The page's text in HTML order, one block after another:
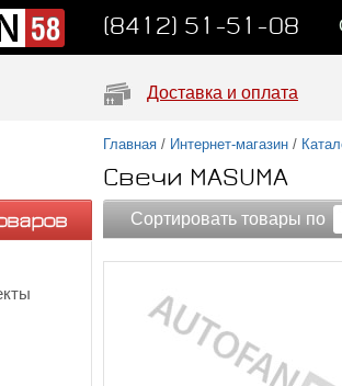
(8412) 51-51-08
Доставка и оплата
Главная / Интернет-магазин /
Свечи MASUMA
Сортировать товары по